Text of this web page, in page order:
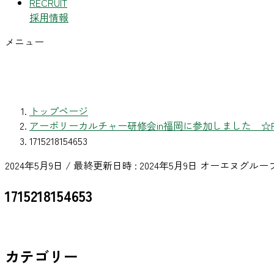
採用情報
メニュー
トップページ
アーボリーカルチャー研修会in福岡に参加しました
1715218154653
2024年5月9日 / 最終更新日時 : 2024年5月9日 オーエヌグルー
1715218154653
カテゴリー